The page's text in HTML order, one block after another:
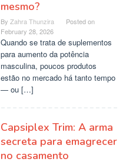
mesmo?
By Zahra Thunzira
Posted on
February 28, 2026
Quando se trata de suplementos
para aumento da potência
masculina, poucos produtos
estão no mercado há tanto tempo
— ou […]
Capsiplex Trim: A arma
secreta para emagrecer
no casamento